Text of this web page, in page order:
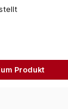
Produkt